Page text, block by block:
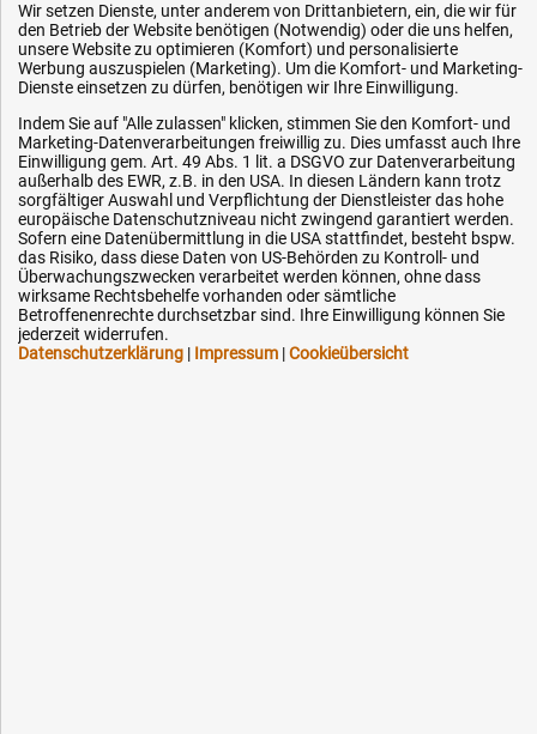
Zahlungsarten
Service
AGB / Widerrufsrecht
Datenschutz
Impressum
Karriere
OEM-Ersatzteile
Technik-Hilfe
Downloads
Kontakt
Wir setzen Dienste, unter anderem von Drittanbietern, ein, die wir für
den Betrieb der Website benötigen (Notwendig) oder die uns helfen,
unsere Website zu optimieren (Komfort) und personalisierte
Werbung auszuspielen (Marketing). Um die Komfort- und Marketing-
Dienste einsetzen zu dürfen, benötigen wir Ihre Einwilligung.
Indem Sie auf "Alle zulassen" klicken, stimmen Sie den Komfort- und
Marketing-Datenverarbeitungen freiwillig zu. Dies umfasst auch Ihre
Einwilligung gem. Art. 49 Abs. 1 lit. a DSGVO zur Datenverarbeitung
außerhalb des EWR, z.B. in den USA. In diesen Ländern kann trotz
sorgfältiger Auswahl und Verpflichtung der Dienstleister das hohe
europäische Datenschutzniveau nicht zwingend garantiert werden.
Sofern eine Datenübermittlung in die USA stattfindet, besteht bspw.
das Risiko, dass diese Daten von US-Behörden zu Kontroll- und
Überwachungszwecken verarbeitet werden können, ohne dass
wirksame Rechtsbehelfe vorhanden oder sämtliche
Betroffenenrechte durchsetzbar sind. Ihre Einwilligung können Sie
jederzeit widerrufen.
Datenschutzerklärung | Impressum |Cookieübersicht